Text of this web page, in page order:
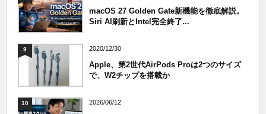
macOS 27 Golden Gate新機能を徹底解説。
Siri AI刷新とIntel完全終了...
9 2020/12/30
Apple、第2世代AirPods Proは2つのサイズ
で、W2チップを搭載か
10 2026/06/12